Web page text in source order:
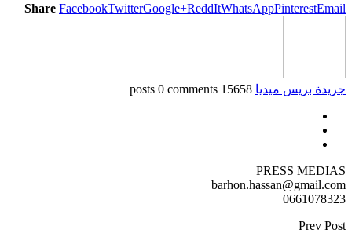
Share FacebookTwitterGoogle+ReddItWhatsAppPinterestEmail
جريدة بريس ميديا 15658 posts
0 comments
PRESS MEDIAS
barhon.hassan@gmail.com
0661078323
Prev Post